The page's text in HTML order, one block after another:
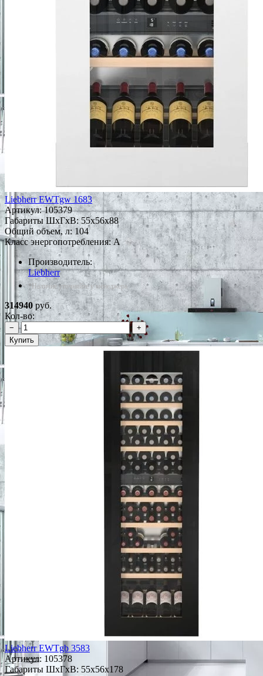
Liebherr EWTgw 1683
Артикул:105379
Габариты ШxГxВ: 55x56x88
Общий объем, л: 104
Класс энергопотребления: A
Производитель:
Liebherr
*Наличие уточняйте у менеджера
314940 руб.
Кол-во:
−
+
Купить
Liebherr EWTgb 3583
Артикул: 105378
Габариты ШxГxВ: 55x56x178